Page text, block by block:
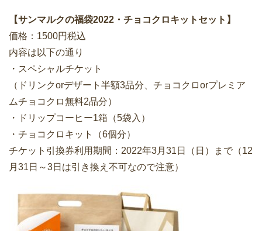
【サンマルクの福袋2022・チョコクロキットセット】
価格：1500円税込
内容は以下の通り
・スペシャルチケット
（ドリンクorデザート半額3品分、チョコクロorプレミア
ムチョコクロ無料2品分）
・ドリップコーヒー1箱（5袋入）
・チョコクロキット（6個分）
チケット引換券利用期間：2022年3月31日（日）まで（12
月31日～3日は引き換え不可なので注意）